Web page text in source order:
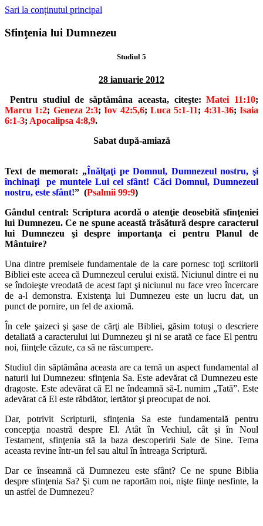
Sari la conținutul principal
Sfinţenia lui Dumnezeu
Studiul 5
28 ianuarie 2012
Pentru studiul de săptămâna aceasta, citeşte:Matei 11:10;
Marcu 1:2; Geneza 2:3; Iov 42:5,6;Luca 5:1-11; 4:31-36; Isaia
6:1-3; Apocalipsa 4:8,9.
Sabat după-amiază
Text de memorat: „Înălţaţi pe Domnul, Dumnezeul nostru, şi
închinaţi
pe muntele Lui cel sfânt! Căci Domnul, Dumnezeul
nostru, este sfânt!” (Psalmii 99:9)
Gândul central: Scriptura acordă o atenţie deosebită sfinţeniei
lui Dumnezeu.Ce ne spune această trăsătură despre caracterul
lui Dumnezeu şi despre importanţa ei pentru Planul de
Mântuire?
Una dintre premisele fundamentale de la care pornesc toţi scriitorii
Bibliei este aceea că Dumnezeul cerului există. Niciunul dintre ei nu
se îndoieşte vreodată de acest fapt şi niciunul nu face vreo încercare
de a-l demonstra. Existenţa lui Dumnezeu este un lucru dat, un
punct de pornire, un fel de axiomă.
În cele şaizeci şi şase de cărţi ale Bibliei, găsim totuşi o descriere
detaliată a caracterului lui Dumnezeu şi ni se arată ce face El pentru
noi, fiinţele căzute, ca să ne răscumpere.
Studiul din săptămâna aceasta are ca temă un aspect fundamental al
naturii lui Dumnezeu: sfinţenia Sa. Este adevărat că Dumnezeu este
dragoste. Este adevărat că El ne îndeamnă să-L numim „Tată”. Este
adevărat că El este răbdător, iertător şi preocupat de noi.
Dar, potrivit Scripturii, sfinţenia Sa este fundamentală pentru
concepţia noastră despre El. Atât în Vechiul, cât şi în Noul
Testament, sfinţenia stă la baza descoperirii Sale de Sine. Tema
aceasta revine într-un fel sau altul în întreaga Scriptură.
Dar ce înseamnă că Dumnezeu este sfânt? Ce ne spune Biblia
despre sfinţenia Sa? Şi cum ne raportăm noi, nişte fiinţe nesfinte, la
un astfel de Dumnezeu?